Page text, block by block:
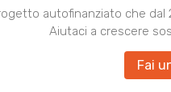
autofinanziato che dal
Aiutaci a crescere
Fai